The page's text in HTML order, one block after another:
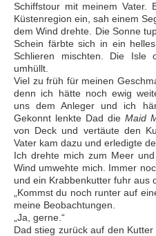
Schiffstour mit meinem Vater.
Küstenregion ein, sah einem
dem Wind drehte. Die Sonne
Schein färbte sich in ein
Schlieren mischten. Die
umhüllt.
Viel zu früh für meinen
denn ich hätte noch ewig
uns dem Anleger und ich
Gekonnt lenkte Dad die Maid
von Deck und vertäute den
Vater kam dazu und erledigte
Ich drehte mich zum Meer
Wind umwehte mich. Immer
und ein Krabbenkutter fuhr aus
„Kommst du noch runter auf
meine Beobachtungen.
„Ja, gerne.“
Dad stieg zurück auf den